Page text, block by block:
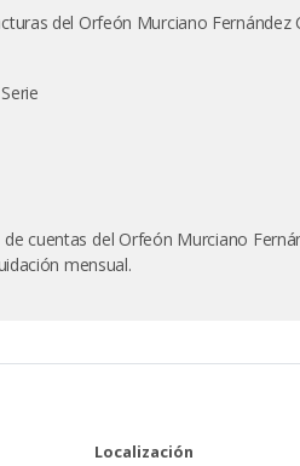
del Orfeón Murciano Fernández
de cuentas del Orfeón Murciano
mensual.
Localización